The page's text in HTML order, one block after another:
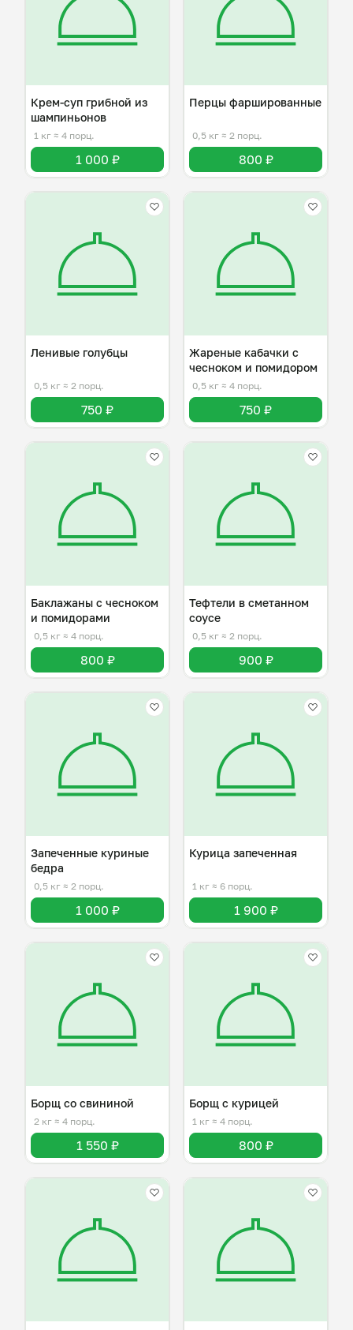
Крем-суп грибной из
шампиньонов
1 кг ≈ 4 порц.
1 000 ₽
Перцы фаршированные
0,5 кг ≈ 2 порц.
800 ₽
Ленивые голубцы
0,5 кг ≈ 2 порц.
750 ₽
Жареные кабачки с
чесноком и помидором
0,5 кг ≈ 4 порц.
750 ₽
Баклажаны с чесноком
и помидорами
0,5 кг ≈ 4 порц.
800 ₽
Тефтели в сметанном
соусе
0,5 кг ≈ 2 порц.
900 ₽
Запеченные куриные
бедра
0,5 кг ≈ 2 порц.
1 000 ₽
Курица запеченная
1 кг ≈ 6 порц.
1 900 ₽
Борщ со свининой
2 кг ≈ 4 порц.
1 550 ₽
Борщ с курицей
1 кг ≈ 4 порц.
800 ₽